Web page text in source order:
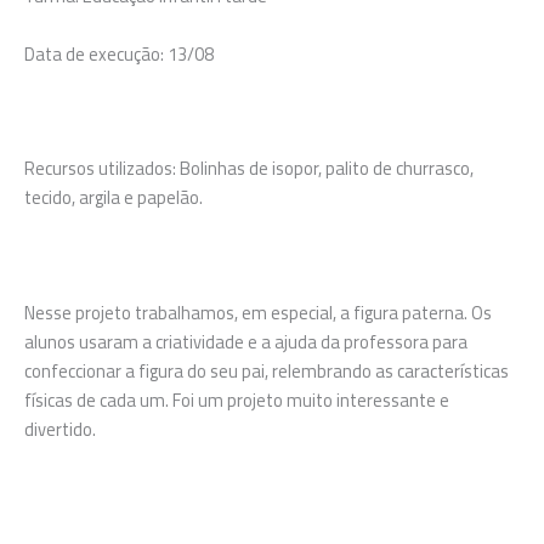
Data de execução: 13/08
Recursos utilizados: Bolinhas de isopor, palito de churrasco,
tecido, argila e papelão.
Nesse projeto trabalhamos, em especial, a figura paterna. Os
alunos usaram a criatividade e a ajuda da professora para
confeccionar a figura do seu pai, relembrando as características
físicas de cada um. Foi um projeto muito interessante e
divertido.